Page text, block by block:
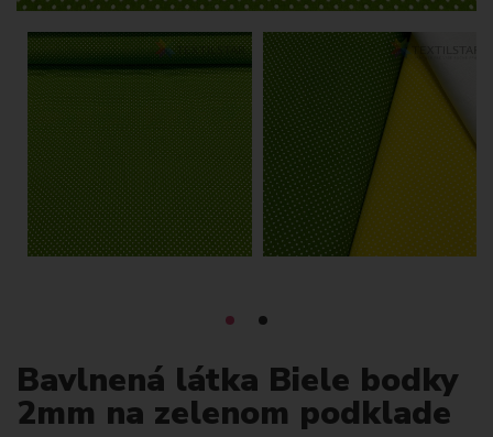
Bavlnená látka Biele bodky
2mm na zelenom podklade